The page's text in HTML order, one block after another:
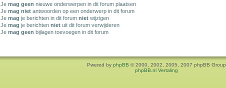
Je mag geen nieuwe onderwerpen in dit forum plaatsen
Je mag niet antwoorden op een onderwerp in dit forum
Je mag je berichten in dit forum niet wijzigen
Je mag je berichten niet uit dit forum verwijderen
Je mag geen bijlagen toevoegen in dit forum
Pwered by phpBB © 2000, 2002, 2005, 2007 phpBB Group
phpBB.nl Vertaling